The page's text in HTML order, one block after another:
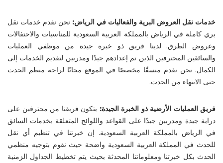
خدمات نقل العروض البرية والفعاليات في الرياض: نحن نقدم خدمات نقل
بري كاملة في الرياض بالمملكة العربية السعودية للمناسبات والاحتفالات
وعروض الطرق. لدينا فريق ذو خبرة جيدة من موظفي العمليات
والسائقين المحترفين الذين تم إعدادهم جيدًا ومدربين لتقديم الخدمات إلى
الكمال. نحن نقدم منسقًا مخصصًا في الموقع مجانًا لراحة منظم الحدث
حتى الانتهاء من الحدث.
فريق العمليات الأرضية ذو الخبرة الجيدة: يتكون فريقنا من محترفين على
دراية جيدة ومدربين جيدًا على القواعد واللوائح المتعلقة بخدمات السائق
في الرياض بالمملكة العربية السعودية. إن خبرتنا في تنظيم أي نقل
للحدث في المملكة العربية السعودية واضحة حيث نقوم بتوجيه منظمي
الحدث بكل خبرتنا ومعلوماتنا المحدثة بحيث يتم تخطيط الجداول الزمنية